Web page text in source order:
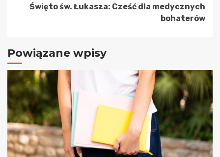
Święto św. Łukasza: Cześć dla medycznych
bohaterów
Powiązane wpisy